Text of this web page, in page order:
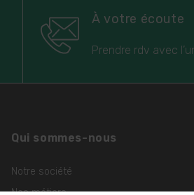
À votre écoute
Prendre rdv avec
Qui sommes-nous
Notre société
Nos métiers